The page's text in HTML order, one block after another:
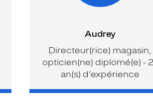
Audrey
Directeur(rice) magasin,
opticien(ne) diplomé(e) -
an(s) d’expérience